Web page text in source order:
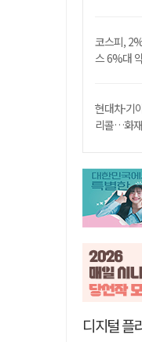
코스피,
스 6%대
현대차·기
리콜…화재
디지털 플